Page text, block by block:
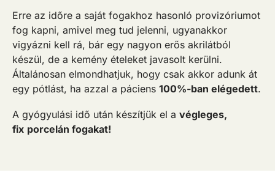
Erre az időre a saját fogakhoz hasonló provizóriumot
fog kapni, amivel meg tud jelenni, ugyanakkor
vigyázni kell rá, bár egy nagyon erős akrilátból
készül, de a kemény ételeket javasolt kerülni.
Általánosan elmondhatjuk, hogy csak akkor adunk át
egy pótlást, ha azzal a páciens 100%-ban elégedett.
A gyógyulási idő után készítjük el a végleges,
fix porcelán fogakat!